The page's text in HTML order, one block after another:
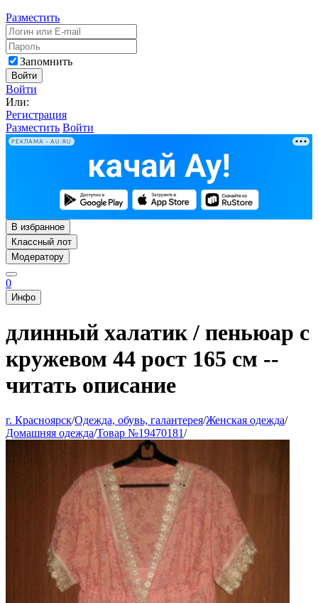
Разместить
Запомнить
Войти
Войти
Или:
Регистрация
Разместить Войти
РЕКЛАМА • AU.RU
В избранное
Классный лот
Модератору
0
Инфо
длинный халатик / пеньюар с
кружевом 44 рост 165 см --
читать описание
г. Красноярск/Одежда, обувь, галантерея/Женская одежда/
Домашняя одежда/Товар №19470181/